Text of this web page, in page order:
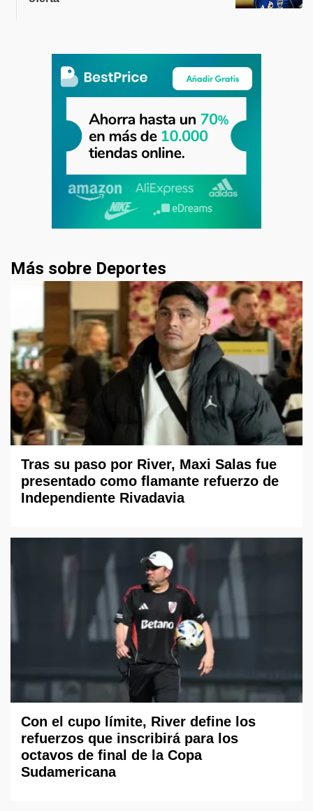
Más sobre Deportes
Tras su paso por River, Maxi Salas fue
presentado como flamante refuerzo de
Independiente Rivadavia
Con el cupo límite, River define los
refuerzos que inscribirá para los
octavos de final de la Copa
Sudamericana